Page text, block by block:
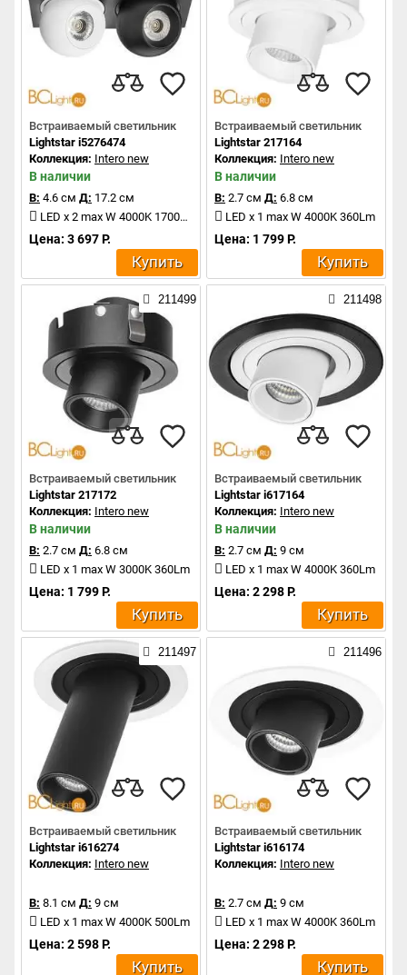
Встраиваемый светильник
Lightstar i5276474
Коллекция: Intero new
В наличии
В: 4.6 см Д: 17.2 см
LED x 2 max W 4000K 1700Lm
Цена: 3 697 Р.
Купить
Встраиваемый светильник
Lightstar 217164
Коллекция: Intero new
В наличии
В: 2.7 см Д: 6.8 см
LED x 1 max W 4000K 360Lm
Цена: 1 799 Р.
Купить
211499
Встраиваемый светильник
Lightstar 217172
Коллекция: Intero new
В наличии
В: 2.7 см Д: 6.8 см
LED x 1 max W 3000K 360Lm
Цена: 1 799 Р.
Купить
211498
Встраиваемый светильник
Lightstar i617164
Коллекция: Intero new
В наличии
В: 2.7 см Д: 9 см
LED x 1 max W 4000K 360Lm
Цена: 2 298 Р.
Купить
211497
Встраиваемый светильник
Lightstar i616274
Коллекция: Intero new
В: 8.1 см Д: 9 см
LED x 1 max W 4000K 500Lm
Цена: 2 598 Р.
Купить
211496
Встраиваемый светильник
Lightstar i616174
Коллекция: Intero new
В: 2.7 см Д: 9 см
LED x 1 max W 4000K 360Lm
Цена: 2 298 Р.
Купить